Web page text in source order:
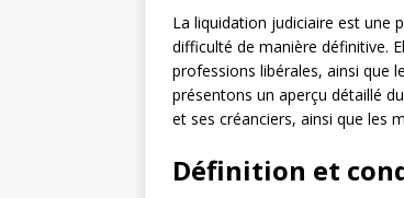
La liquidation judiciaire est une
difficulté de manière définitive.
professions libérales, ainsi que
présentons un aperçu détaillé
et ses créanciers, ainsi que les
Définition et